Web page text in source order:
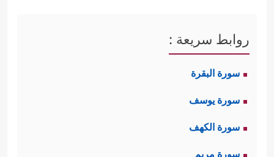
روابط سريعة :
سورة البقرة
سورة يوسف
سورة الكهف
سورة مريم